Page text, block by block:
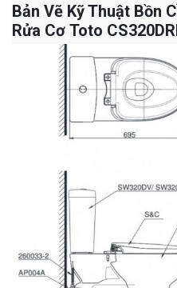
Bản Vẽ Kỹ Thuật Bồn
Rửa Cơ Toto